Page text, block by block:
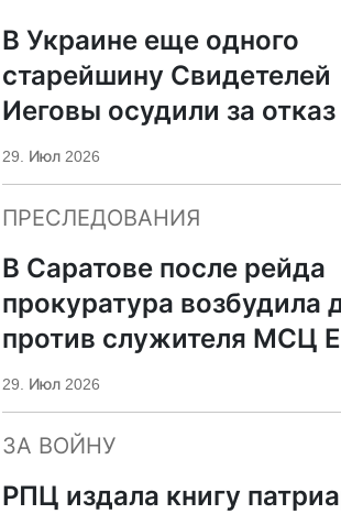
В Украине еще одного
старейшину Свидетелей
Иеговы осудили за отказ
мобилизации
29. Июл 2026
ПРЕСЛЕДОВАНИЯ
В Саратове после рейда
прокуратура возбудила
против служителя МСЦ
29. Июл 2026
ЗА ВОЙНУ
РПЦ издала книгу